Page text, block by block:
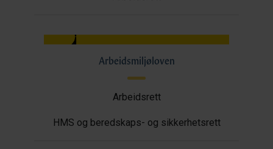
Arbeidsmiljøloven
Arbeidsrett
HMS og beredskaps- og sikkerhetsrett